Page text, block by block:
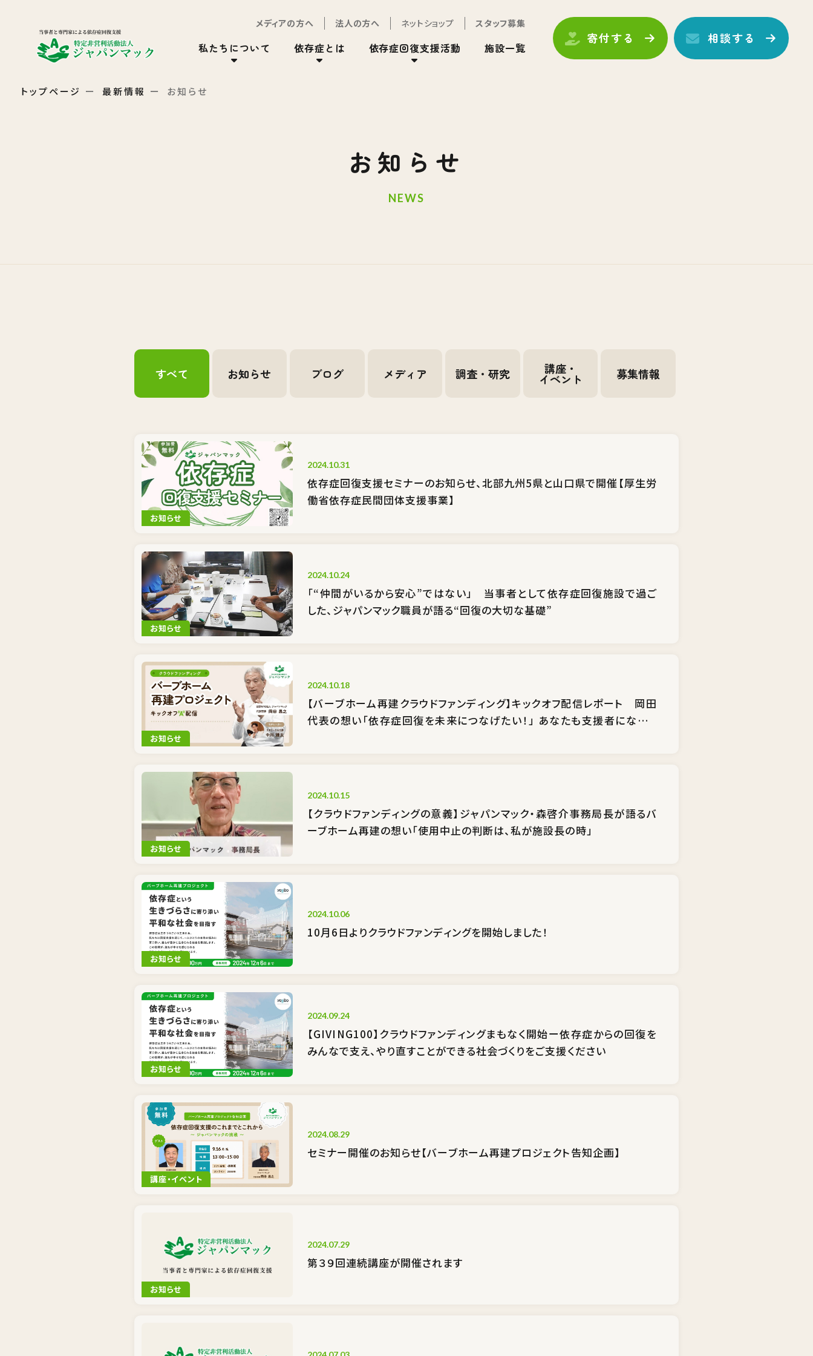
メディアの方へ 法人の方へ ネットショップ スタッフ募集
私たちについて 依存症とは 依存症回復支援活動 施設一覧
寄付する 相談する
トップページ 最新情報 お知らせ
お知らせ
NEWS
すべて お知らせ ブログ メディア 調査・研究 講座・
イベント 募集情報
お知らせ
2024.10.31
依存症回復支援セミナーのお知らせ、北部九州5県と山口県で開催【厚生労
働省依存症民間団体支援事業】
お知らせ
2024.10.24
「“仲間がいるから安心”ではない」 当事者として依存症回復施設で過ご
した、ジャパンマック職員が語る“回復の大切な基礎”
お知らせ
2024.10.18
【バーブホーム再建クラウドファンディング】キックオフ配信レポート 岡田
代表の想い「依存症回復を未来につなげたい！」 あなたも支援者になりま
お知らせ
2024.10.15
【クラウドファンディングの意義】ジャパンマック・森啓介事務局長が語るバ
ーブホーム再建の想い「使用中止の判断は、私が施設長の時」
お知らせ
2024.10.06
10月6日よりクラウドファンディングを開始しました！
お知らせ
2024.09.24
【GIVING100】クラウドファンディングまもなく開始ー依存症からの回復を
みんなで支え、やり直すことができる社会づくりをご支援ください
講座・イベント
2024.08.29
セミナー開催のお知らせ【バーブホーム再建プロジェクト告知企画】
お知らせ
2024.07.29
第３９回連続講座が開催されます